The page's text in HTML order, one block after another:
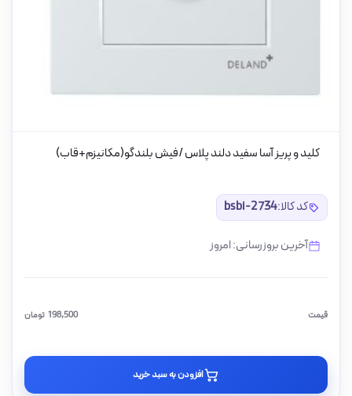
کلید و پریز آسا سفید دلند پلاس /فیش بلندگو(مکانیزم+قاب)
کد کالا:bsbi-2734
آخرین بروزرسانی: امروز
قیمت تومان 198,500
افزودن به سبد خرید